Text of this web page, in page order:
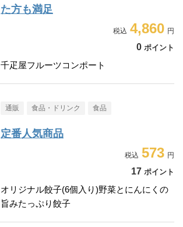
た方も満足
4,860
0 ポイント
千疋屋フルーツコンポート
通販 食品・ドリンク 食品
定番人気商品
573
17 ポイント
オリジナル餃子(6個入り)野菜とにんにくの
旨みたっぷり餃子